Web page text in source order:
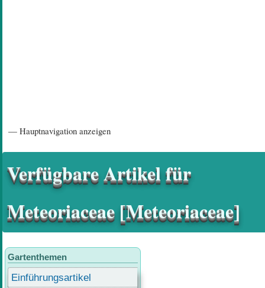
— Hauptnavigation anzeigen
Verfügbare Artikel für
Meteoriaceae [Meteoriaceae]
Gartenthemen
Einführungsartikel